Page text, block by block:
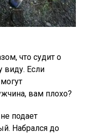
что судит о
виду. Если
вам плохо?
подает
Набрался до